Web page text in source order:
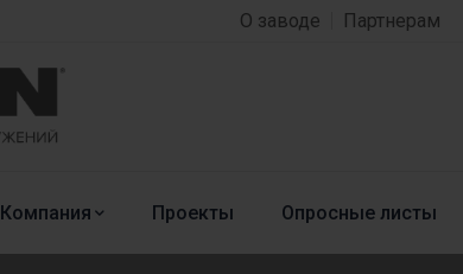
О заводе Партнерам
Компания Проекты Опросные листы